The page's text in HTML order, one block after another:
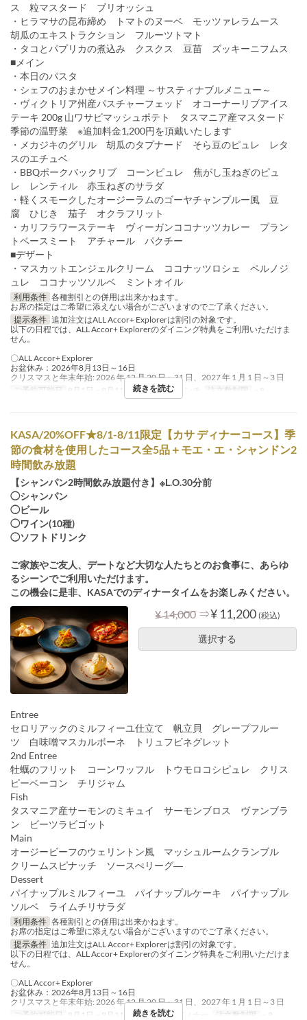
ス 粒マスタード ブリオッシュ
・ヒラマサの昆布締め トマトのヌーベ モッツァレラムース
胡瓜のエキストラクション フルーツトマト
・タコとパプリカの煮込み クスクス 豆苗 ズッキーニフムス
■メイン
・本日のパスタ
・シェフのおまかせメイン料理 ～サスティナブルメニュー～
・ヴィクトリア州産パスチャーフェッド オコーナーリブアイス
テーキ 200g 山ワサビマッシュポテト タスマニア産マスタード
季節の温野菜 ※追加料金1,200円を頂戴いたします
・メカジキのグリル 胡瓜のタプナード そら豆のピュレ レタ
スのエチュベ
・BBQポークバックリブ コーンピュレ 焦がし玉ねぎのピュ
レ レンティル 赤玉ねぎのサラダ
・軽くスモークしたオージーラムのゴーヤチャンプルー風 豆
腐 ひじき 茄子 オクラフリット
・カリフラワーステーキ ヴィーガンココナッツカレー プラン
トベースミート アチャール パクチー
■デザート
・マスカットエンジェルクリーム ココナッツロシェ ペルノジ
ュレ ココナッツソルベ ミントオイル
利用条件 各種割引との併用は出来かねます。
お席の指定はご希望に添えない場合がございますのでご了承ください。
提示条件 追加注文はALL Accor+ Explorerは割引の対象です。
以下の日程では、ALL Accor+ Explorerのダイニング特典をご利用いただけま
せん。
〇ALL Accor+ Explorer
お盆休み：2026年8月13日～16日
クリスマスと年末年始: 2026 年 12 月 20 日～31 日、2027 年 1 月 1 日～3 日
ご予約可能日
8月1日 ~ 8月11日 食事時間 ランチ 注文数制限 ~ 8
続きを読む
KASA/20%OFF★8/1-8/11限定【カサ ディナーコース】季
節の食材を使用したコース全5品＋モエ・エ・シャンドン2
時間飲み放題
【シャンパン2時間飲み放題付き】※L.O.30分前
◯シャンパン
◯ビール
◯ワイン(10種)
◯ソフトドリンク
ご家族やご友人、デートなど大切な人たちとのお食事に、あらゆ
るシーンでご利用いただけます。
この機会に是非、KASAでのディナータイムをお楽しみください。
¥ 14,000 ⇒¥ 11,200 (税込)
選択する
Entree
セロリアックのミルフィーユ仕立て 帆立貝 グレープフルー
ツ 白味噌マスカルボーネ トリュフビネグレット
2nd Entree
牡蠣のフリット コーンワッフル トウモロコシピュレ クリス
ピーベーコン チリジャム
Fish
タスマニア産サーモンのミキュイ サーモンブロス ヴァンブラ
ン ビーツラビゴット
Main
オージービーフのウェリントン風 マッシュルームクランブル
クリームスピナッチ ソースぺリーグ―
Dessert
パイナップルミルフィーユ パイナップルケーキ パイナップル
ソルベ ライムチリサラダ
利用条件 各種割引との併用は出来かねます。
お席の指定はご希望に添えない場合がございますのでご了承ください。
提示条件 追加注文はALL Accor+ Explorerは割引の対象です。
以下の日程では、ALL Accor+ Explorerのダイニング特典をご利用いただけま
せん。
〇ALL Accor+ Explorer
お盆休み：2026年8月13日～16日
クリスマスと年末年始: 2026 年 12 月 20 日～31 日、2027 年 1 月 1 日～3 日
ご予約可能日
8月1日 ~ 8月11日 食事時間 注文数制限 ~ 8
続きを読む